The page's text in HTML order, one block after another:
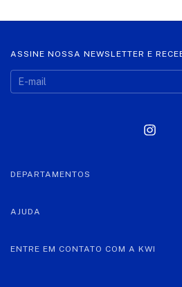
ASSINE NOSSA NEWSLETTER E
DEPARTAMENTOS
AJUDA
ENTRE EM CONTATO COM A KWI